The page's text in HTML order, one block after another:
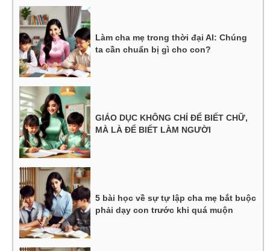
Làm cha mẹ trong thời đại AI: Chúng
ta cần chuẩn bị gì cho con?
GIÁO DỤC KHÔNG CHỈ ĐỂ BIẾT CHỮ,
MÀ LÀ ĐỂ BIẾT LÀM NGƯỜI
5 bài học về sự tự lập cha mẹ bắt buộc
phải dạy con trước khi quá muộn